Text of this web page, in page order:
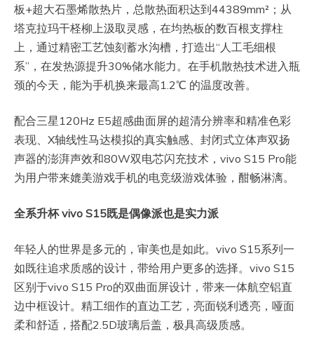
板+超大石墨烯散热片，总散热面积达到44389mm²；从
塔克拉玛干柽柳上汲取灵感，在均热板的数百根支撑柱
上，通过精密工艺蚀刻蓄水沟槽，打造出“人工毛细根
系”，在发热源提升30%储水能力。在手机散热技术进入瓶
颈的今天，能为手机换来最高1.2℃ 的温度改善。
配合三星120Hz E5超感曲面屏的超清分辨率和精准色彩
表现、X轴线性马达模拟的真实触感、封闭式立体声双扬
声器的澎湃声效和80W双电芯闪充技术，vivo S15 Pro能
为用户带来媲美游戏手机的电竞级游戏体验，酣畅淋漓。
全系升杯 vivo S15既是偶像派也是实力派
年轻人的世界是多元的，审美也是如此。vivo S15系列一
如既往追求质感的设计，带给用户更多的选择。vivo S15
区别于vivo S15 Pro的双曲面屏设计，带来一体航空铝直
边中框设计。精工细作的直边工艺，亮面锐利透亮，哑面
柔和舒适，搭配2.5D玻璃后盖，极具高级质感。